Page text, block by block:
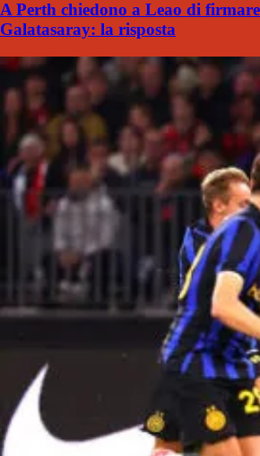
A Perth chiedono a Leao di
Galatasaray: la risposta